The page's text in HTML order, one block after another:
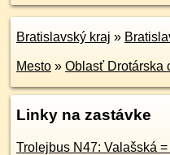
Bratislavský kraj »
Mesto » Oblasť Drotárska
Linky na zastávke